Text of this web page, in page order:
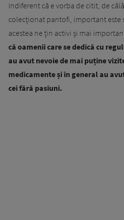
Indiferent că e vorba de citit, de
colecționat pantofi, important este
acestea ne țin activi și mai
că oamenii care se dedică cu
au avut nevoie de mai puține
medicamente și în general au
cei fără pasiuni.